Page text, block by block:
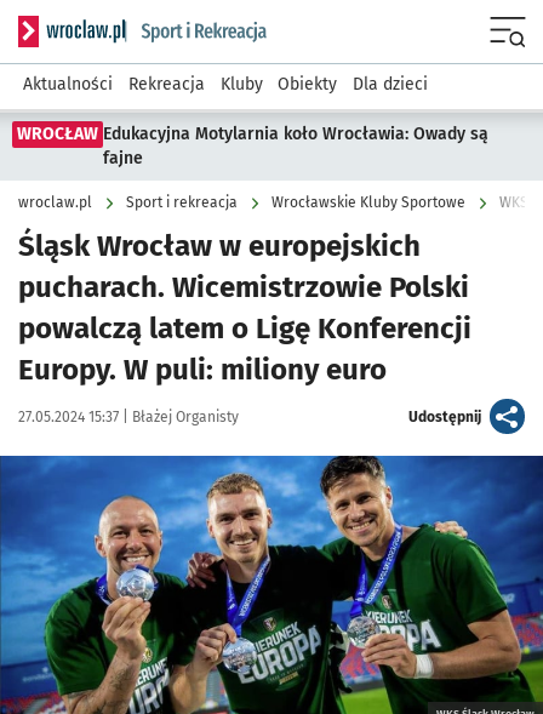
Serwis informacyjny wroclaw.pl podserwis: Sport i rekreacja
Aktualności Rekreacja Kluby Obiekty Dla dzieci
WROCŁAW Edukacyjna Motylarnia koło Wrocławia: Owady są
fajne
wroclaw.pl Sport i rekreacja Wrocławskie Kluby Sportowe WKS
Śląsk Wrocław w europejskich
pucharach. Wicemistrzowie Polski
powalczą latem o Ligę Konferencji
Europy. W puli: miliony euro
Data publikacji:
27.05.2024 15:37 | Autor:
Błażej Organisty Udostępnijartykuł
Kliknij, aby powiększyć